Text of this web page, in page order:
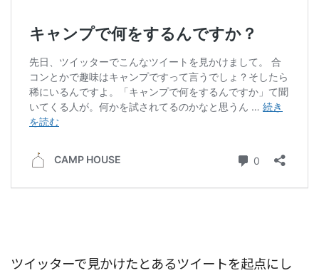
ツイッターで見かけたとあるツイートを起点にし